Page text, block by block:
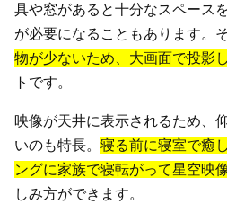
具や窓があると十分なスペース
が必要になることもあります。
物が少ないため、大画面で投影
トです。
映像が天井に表示されるため、
いのも特長。 寝る前に寝室で癒
ングに家族で寝転がって星空映
しみ方ができます。